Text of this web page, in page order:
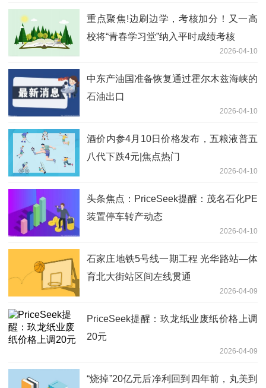
重点聚焦!边刷边学，考核加分！又一高
校将“青春学习堂”纳入平时成绩考核
2026-04-10
中东产油国准备恢复通过霍尔木兹海峡的
石油出口
2026-04-10
酒价内参4月10日价格发布，五粮液普五
八代下跌4元|焦点热门
2026-04-10
头条焦点：PriceSeek提醒：茂名石化PE
装置停车转产动态
2026-04-10
石家庄地铁5号线一期工程 光华路站—体
育北大街站区间左线贯通
2026-04-09
PriceSeek提醒：玖龙纸业废纸价格上调
20元
2026-04-09
“烧掉”20亿元后净利回到四年前，丸美到